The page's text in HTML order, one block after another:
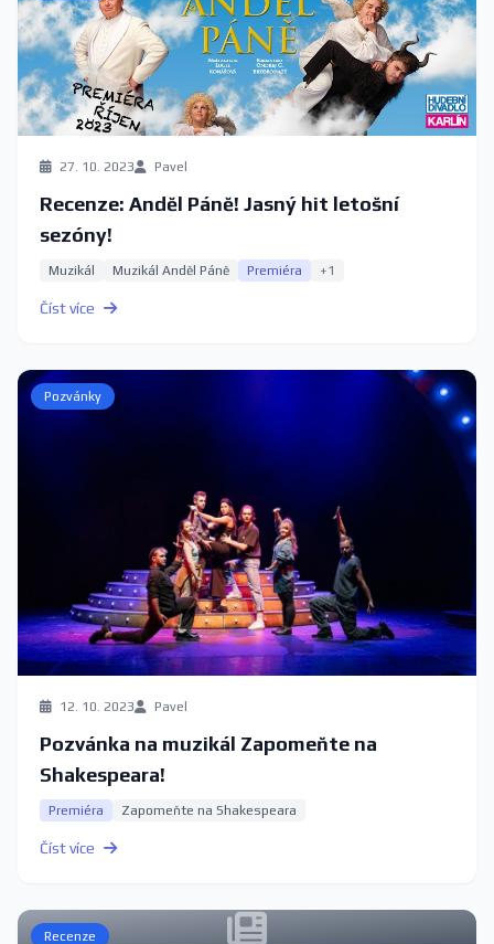
27. 10. 2023 Pavel
Recenze: Anděl Páně! Jasný hit letošní
sezóny!
Muzikál Muzikál Anděl Páně Premiéra +1
Číst více
Pozvánky
12. 10. 2023 Pavel
Pozvánka na muzikál Zapomeňte na
Shakespeara!
Premiéra Zapomeňte na Shakespeara
Číst více
Recenze